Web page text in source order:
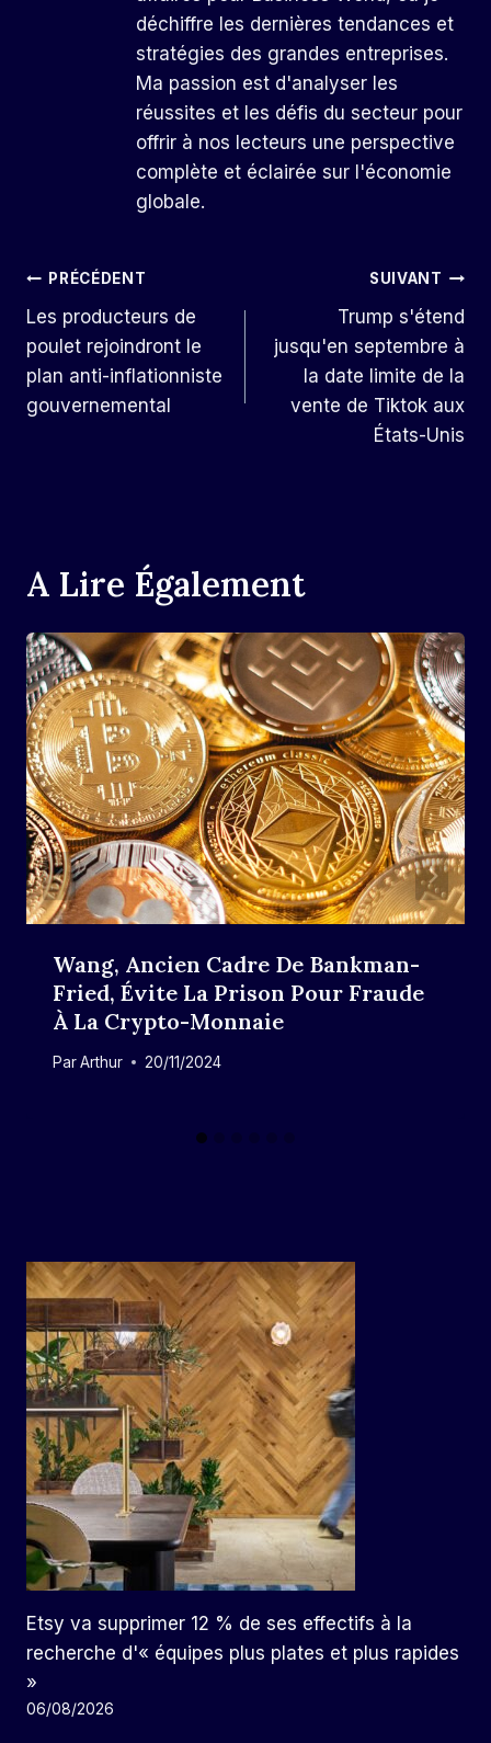
déchiffre les dernières tendances et
stratégies des grandes entreprises.
Ma passion est d'analyser les
réussites et les défis du secteur pour
offrir à nos lecteurs une perspective
complète et éclairée sur l'économie
globale.
Navigation
De
L’article
PRÉCÉDENT
Les producteurs de
poulet rejoindront le
plan anti-inflationniste
gouvernemental
SUIVANT
Trump s'étend
jusqu'en septembre à
la date limite de la
vente de Tiktok aux
États-Unis
A Lire Également
Wang, Ancien Cadre De Bankman-
Fried, Évite La Prison Pour Fraude
À La Crypto-Monnaie
ParArthur 20/11/2024
Etsy va supprimer 12 % de ses effectifs à la
recherche d'« équipes plus plates et plus rapides
»
06/08/2026